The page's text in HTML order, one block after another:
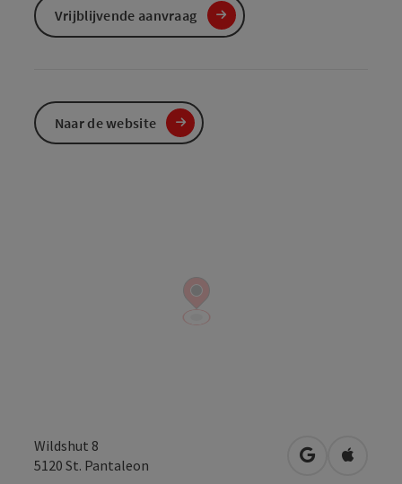
Wildshut 8
5120 St. Pantaleon Openen in
Vrijblijvende aanvraag
Naar de website